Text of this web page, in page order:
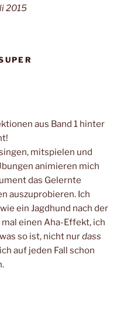
2015
aus Band 1 hinter
mitspielen und
animieren mich
das Gelernte
auszuprobieren. Ich
ein Jagdhund nach der
mal einen Aha-Effekt, ich
so ist, nicht nurdass
auf jeden Fall schon